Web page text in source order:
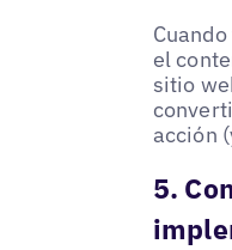
el
sitio
acción
5.